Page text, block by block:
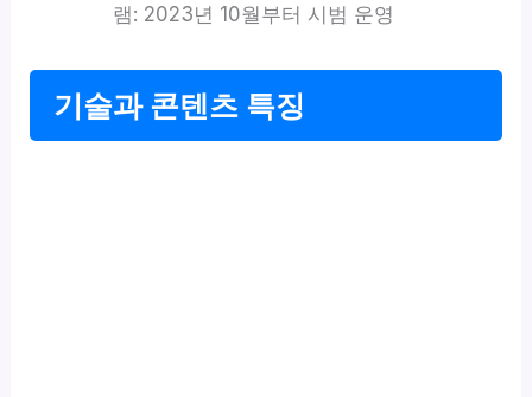
램: 2023년 10월부터 시범 운영
기술과 콘텐츠 특징